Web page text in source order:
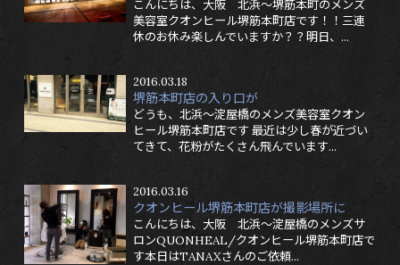
こんにちは、大阪 北浜～堺筋本町のメンズ
美容室クオンヒール堺筋本町店です！！三連
休のお休み楽しんでいますか？？明日、...
2016.03.18
堺筋本町店の入り口が
どうも、北浜～淀屋橋のメンズ美容室クオン
ヒール堺筋本町店です 最近は少し春が近づい
てきて、花粉がたくさん飛んでいます...
2016.03.16
クオンヒール堺筋本町店が撮影場所に
こんにちは、大阪 北浜～淀屋橋のメンズサ
ロンQUONHEAL/クオンヒール堺筋本町店で
す本日はTANAXさんのご依頼...